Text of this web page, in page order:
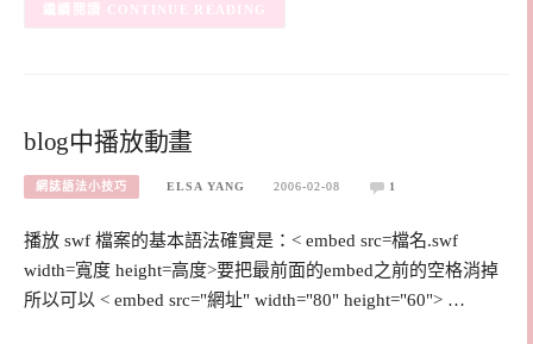
CONTINUE READING
blog中播放動畫
網誌語法小技巧 ELSA YANG 2006-02-08 1
播放 swf 檔案的基本語法確實是：< embed src=檔名.swf
width=寬度 height=高度>要把最前面的embed之前的空格消掉
所以可以 < embed src="網址" width="80" height="60"> …